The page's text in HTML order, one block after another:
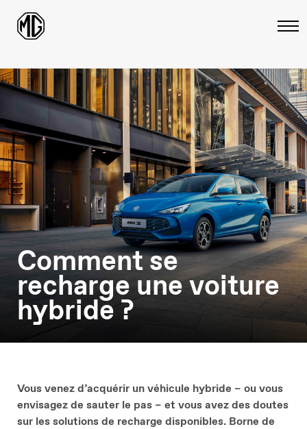
Comment se
recharge une voiture
hybride ?
Vous venez d’acquérir un véhicule hybride – ou vous
envisagez de sauter le pas – et vous avez des doutes
sur les solutions de recharge disponibles. Borne de